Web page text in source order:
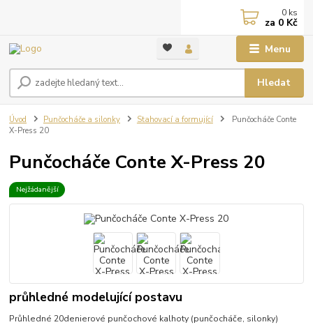
Menu
Hledat
0 ks
za 0 Kč
Úvod Punčocháče a silonky Stahovací a formující
Punčocháče Conte
X-Press 20
Punčocháče Conte X-Press 20
Nejžádanější
průhledné modelující postavu
Průhledné 20denierové punčochové kalhoty (punčocháče, silonky)